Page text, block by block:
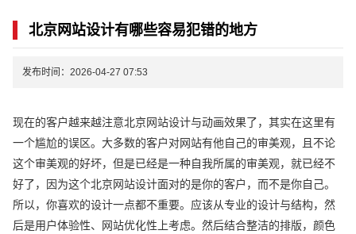
北京网站设计有哪些容易犯错的地方
发布时间：2026-04-27 07:53
现在的客户越来越注意北京网站设计与动画效果了，其实在这里有
一个尴尬的误区。大多数的客户对网站有他自己的审美观，且不论
这个审美观的好坏，但是已经是一种自我所属的审美观，就已经不
好了，因为这个北京网站设计面对的是你的客户，而不是你自己。
所以，你喜欢的设计一点都不重要。应该从专业的设计与结构，然
后是用户体验性、网站优化性上考虑。然后结合整洁的排版，颜色